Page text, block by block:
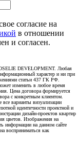
согласие на
в отношении
и согласен.
DEVELOPMENT. Любая
характер и ни при
статьи 437 ГК РФ.
изменить в любое время
Цена договора формируется
с конкретным клиентом.
варианты визуализации
идентичности проектной и
дизайн-проектов квартир
цветов. Изображения на
информации на данном сайте
восприниматься как